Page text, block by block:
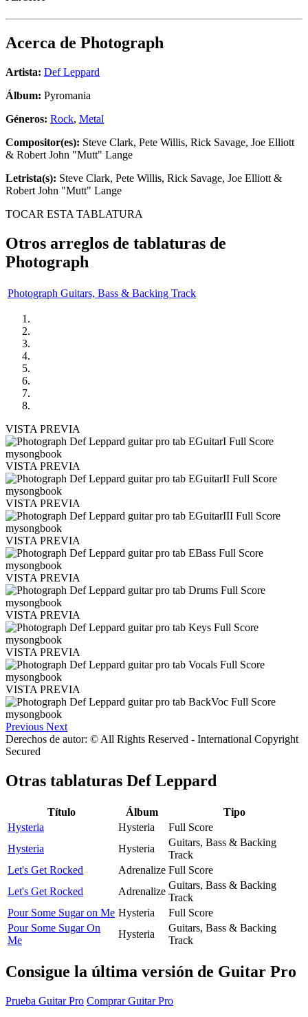
Acerca de Photograph
Artista: Def Leppard
Álbum: Pyromania
Géneros: Rock, Metal
Compositor(es): Steve Clark, Pete Willis, Rick Savage, Joe Elliott
& Robert John "Mutt" Lange
Letrista(s): Steve Clark, Pete Willis, Rick Savage, Joe Elliott &
Robert John "Mutt" Lange
TOCAR ESTA TABLATURA
Otros arreglos de tablaturas de
Photograph
Photograph Guitars, Bass & Backing Track
VISTA PREVIA
VISTA PREVIA
VISTA PREVIA
VISTA PREVIA
VISTA PREVIA
VISTA PREVIA
VISTA PREVIA
VISTA PREVIA
Previous Next
Derechos de autor: © All Rights Reserved - International Copyright
Secured
Otras tablaturas Def Leppard
Título Álbum
Tipo
Hysteria
Hysteria
Full Score
Hysteria
Hysteria
Guitars, Bass & Backing
Track
Let's Get Rocked
Adrenalize Full Score
Let's Get Rocked
Adrenalize
Guitars, Bass & Backing
Track
Pour Some Sugar on Me Hysteria
Full Score
Pour Some Sugar On
Me
Hysteria
Guitars, Bass & Backing
Track
Consigue la última versión de Guitar Pro
Prueba Guitar Pro Comprar Guitar Pro